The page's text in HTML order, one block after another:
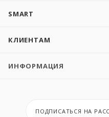
SMART
КЛИЕНТАМ
ИНФОРМАЦИЯ
ПОДПИСАТЬСЯ НА